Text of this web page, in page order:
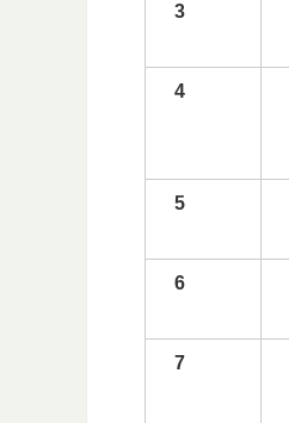
3
4
5
6
7